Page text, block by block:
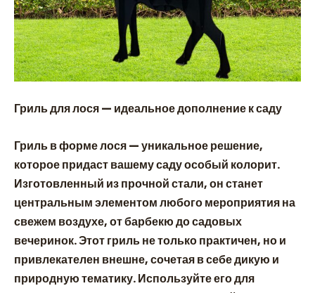
Гриль для лося — идеальное дополнение к саду
Гриль в форме лося — уникальное решение,
которое придаст вашему саду особый колорит.
Изготовленный из прочной стали, он станет
центральным элементом любого мероприятия на
свежем воздухе, от барбекю до садовых
вечеринок. Этот гриль не только практичен, но и
привлекателен внешне, сочетая в себе дикую и
природную тематику. Используйте его для